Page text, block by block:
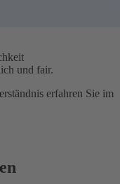
und fair.
erfahren Sie im